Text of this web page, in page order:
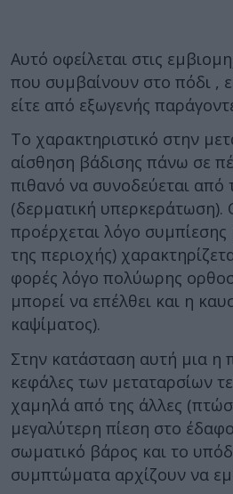
Αυτό οφείλεται στις
που συμβαίνουν στο πόδι ,
είτε από εξωγενής
Το χαρακτηριστικό στην
αίσθηση βάδισης πάνω σε
πιθανό να συνοδεύεται από
(δερματική
προέρχεται λόγο
της περιοχής)
φορές λόγο πολύωρης
μπορεί να επέλθει και η
καψίματος).
Στην κατάσταση αυτή μια η
κεφάλες των μεταταρσίων
χαμηλά από της άλλες
μεγαλύτερη πίεση στο
σωματικό βάρος και το
συμπτώματα αρχίζουν να